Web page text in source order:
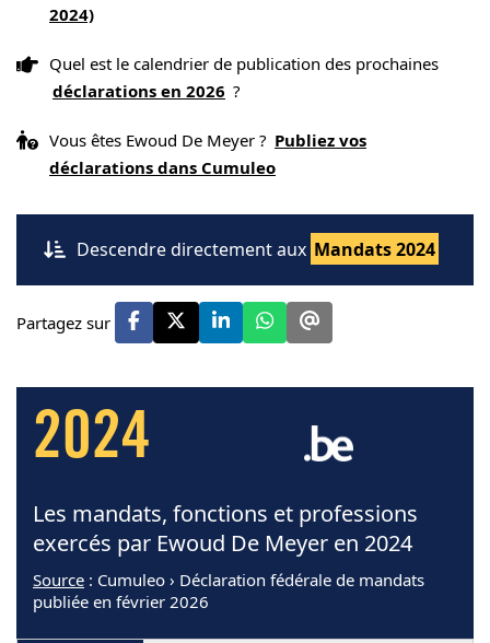
2024)
Quel est le calendrier de publication des prochaines
déclarations en 2026 ?
Vous êtes Ewoud De Meyer ? Publiez vos
déclarations dans Cumuleo
Descendre directement aux Mandats 2024
Partagez sur
2024
Les mandats, fonctions et professions
exercés par Ewoud De Meyer en 2024
Source : Cumuleo › Déclaration fédérale de mandats
publiée en février 2026